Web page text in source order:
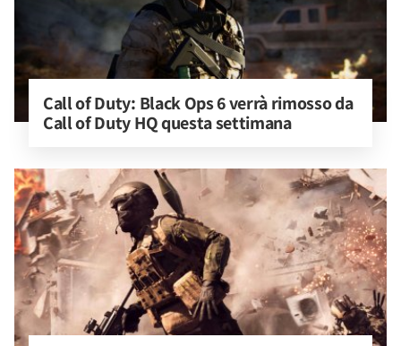
Call of Duty: Black Ops 6 verrà rimosso da
Call of Duty HQ questa settimana